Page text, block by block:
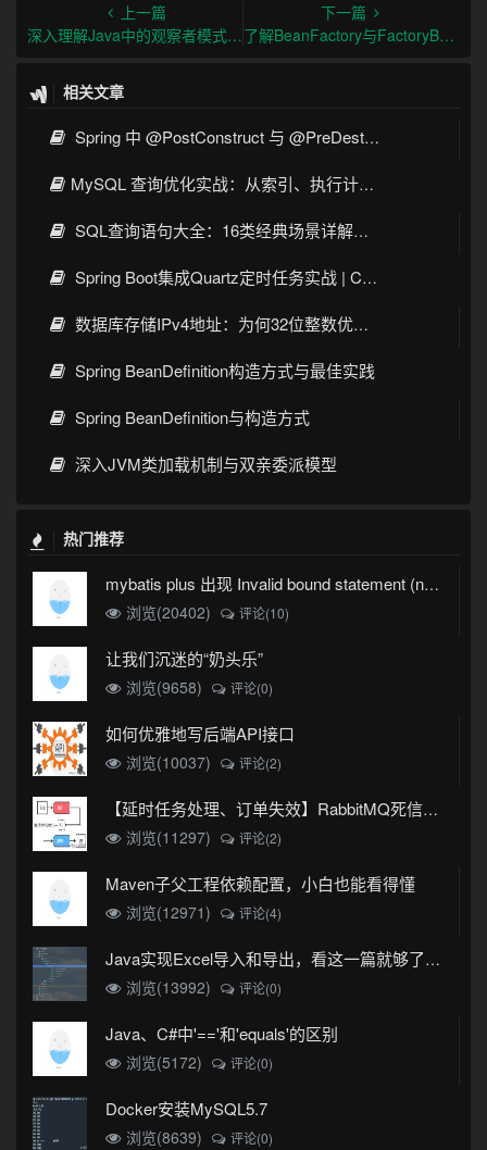
上一篇
深入理解Java中的观察者模式及应用场景
下一篇
了解BeanFactory与FactoryBean的区别及使用方式
相关文章
Spring 中 @PostConstruct 与 @PreDestroy 的完整与实战
MySQL 查询优化实战：从索引、执行计划到SQL调优全攻略
SQL查询语句大全：16类经典场景详解与性能优化指南
Spring Boot集成Quartz定时任务实战 | Cron表达式详解
数据库存储IPv4地址：为何32位整数优于字符串 | 性能分析
Spring BeanDefinition构造方式与最佳实践
Spring BeanDefinition与构造方式
深入JVM类加载机制与双亲委派模型
热门推荐
mybatis plus 出现 Invalid bound statement (not found)
浏览(20402)
评论(10)
让我们沉迷的“奶头乐”
浏览(9658) 评论(0)
如何优雅地写后端API接口
浏览(10037) 评论(2)
【延时任务处理、订单失效】RabbitMQ死信队列实现
浏览(11297)
评论(2)
Maven子父工程依赖配置，小白也能看得懂
浏览(12971) 评论(4)
Java实现Excel导入和导出，看这一篇就够了(珍藏版)
浏览(13992)
评论(0)
Java、C#中'=='和'equals'的区别
浏览(5172) 评论(0)
Docker安装MySQL5.7
浏览(8639) 评论(0)